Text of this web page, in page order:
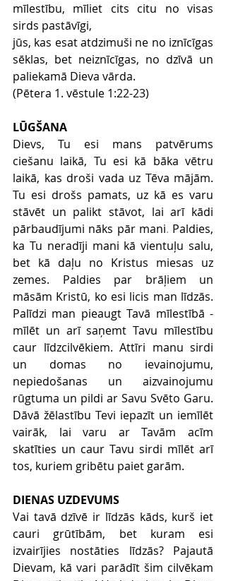
mīlestību, mīliet cits citu no visas
sirds pastāvīgi,
jūs, kas esat atdzimuši ne no iznīcīgas
sēklas, bet neiznīcīgas, no dzīvā un
paliekamā Dieva vārda.
(Pētera 1. vēstule 1:22-23)
LŪGŠANA
Dievs, Tu esi mans patvērums
ciešanu laikā, Tu esi kā bāka vētru
laikā, kas droši vada uz Tēva mājām.
Tu esi drošs pamats, uz kā es varu
stāvēt un palikt stāvot, lai arī kādi
pārbaudījumi nāks pār mani. Paldies,
ka Tu neradīji mani kā vientuļu salu,
bet kā daļu no Kristus miesas uz
zemes. Paldies par brāļiem un
māsām Kristū, ko esi licis man līdzās.
Palīdzi man pieaugt Tavā mīlestībā -
mīlēt un arī saņemt Tavu mīlestību
caur līdzcilvēkiem. Attīri manu sirdi
un domas no ievainojumu,
nepiedošanas un aizvainojumu
rūgtuma un pildi ar Savu Svēto Garu.
Dāvā žēlastību Tevi iepazīt un iemīlēt
vairāk, lai varu ar Tavām acīm
skatīties un caur Tavu sirdi mīlēt arī
tos, kuriem gribētu paiet garām.
DIENAS UZDEVUMS
Vai tavā dzīvē ir līdzās kāds, kurš iet
cauri grūtībām, bet kuram esi
izvairījies nostāties līdzās? Pajautā
Dievam, kā vari parādīt šim cilvēkam